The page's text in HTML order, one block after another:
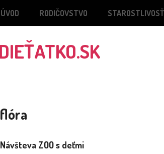
ÚVOD RODIČOVSTVO
flóra
Návšteva ZOO s deťmi